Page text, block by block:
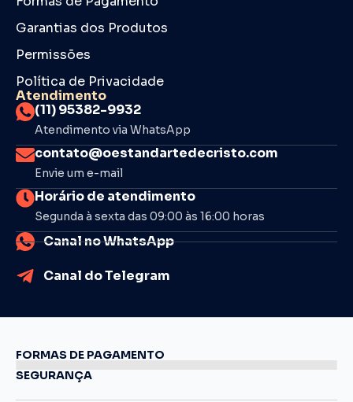
Garantias dos Produtos
Permissões
Política de Privacidade
Atendimento
(11) 95382-9932
Atendimento via WhatsApp
contato@oestandartedecristo.com
Envie um e-mail
Horário de atendimento
Segunda à sexta das 09:00 às 16:00 horas
Canal no WhatsApp
Canal do Telegram
FORMAS DE PAGAMENTO
SEGURANÇA